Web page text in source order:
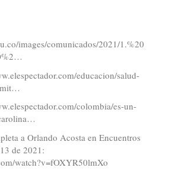
images/comunicados/2021/1.%20
educacion/salud-
mit…
colombia/es-un-
a Orlando Acosta en Encuentros
de 2021:
watch?v=fOXYR50lmXo